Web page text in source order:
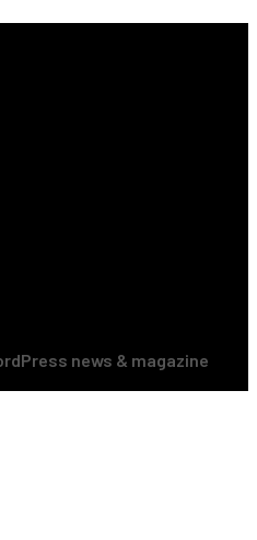
news & magazine